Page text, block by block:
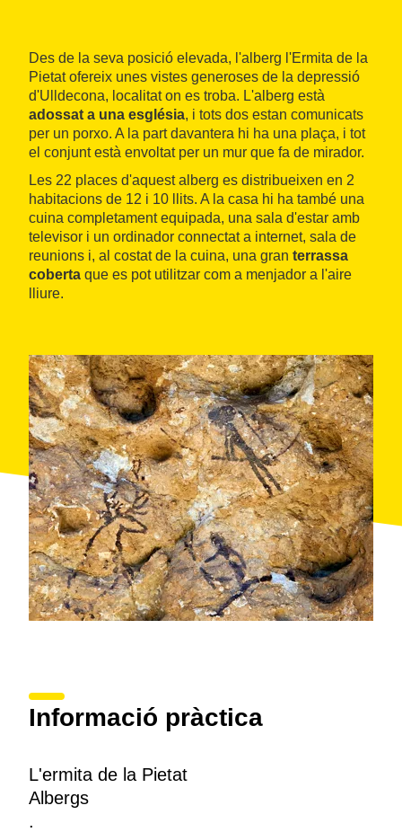
Des de la seva posició elevada, l'alberg l'Ermita de la
Pietat ofereix unes vistes generoses de la depressió
d'Ulldecona, localitat on es troba. L'alberg està
adossat a una església, i tots dos estan comunicats
per un porxo. A la part davantera hi ha una plaça, i tot
el conjunt està envoltat per un mur que fa de mirador.
Les 22 places d'aquest alberg es distribueixen en 2
habitacions de 12 i 10 llits. A la casa hi ha també una
cuina completament equipada, una sala d'estar amb
televisor i un ordinador connectat a internet, sala de
reunions i, al costat de la cuina, una gran terrassa
coberta que es pot utilitzar com a menjador a l'aire
lliure.
Informació pràctica
L'ermita de la Pietat
Albergs
.